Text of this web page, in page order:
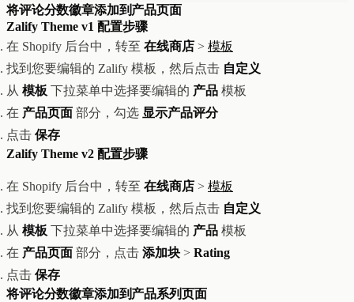
店铺搭建
达人营销
付费广告
全部服务
资源
案例
关于
博客
帮助
中文 联系我们
将评论分数徽章添加到产品页面
Zalify Theme v1 配置步骤
在 Shopify 后台中，转至 在线商店 > 模板
找到您要编辑的 Zalify 模板，然后点击 自定义
从 模板 下拉菜单中选择要编辑的 产品 模板
在 产品页面 部分，勾选 显示产品评分
点击 保存
Zalify Theme v2 配置步骤
在 Shopify 后台中，转至 在线商店 > 模板
找到您要编辑的 Zalify 模板，然后点击 自定义
从 模板 下拉菜单中选择要编辑的 产品 模板
在 产品页面 部分，点击 添加块 > Rating
点击 保存
将评论分数徽章添加到产品系列页面